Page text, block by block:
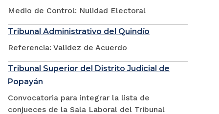
Medio de Control: Nulidad Electoral
Tribunal Administrativo del Quindío
Referencia: Validez de Acuerdo
Tribunal Superior del Distrito Judicial de
Popayán
Convocatoria para integrar la lista de
conjueces de la Sala Laboral del Tribunal